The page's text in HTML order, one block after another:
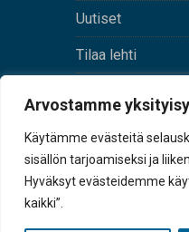
Arvostamme
Käytämme evästeitä
sisällön tarjoamiseksi ja
Hyväksyt evästeidemme
kaikki”.
Uutiset
Tilaa lehti